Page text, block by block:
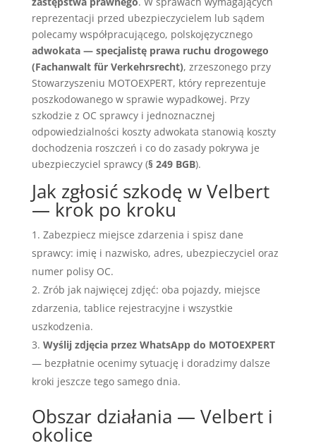
reprezentacji przed ubezpieczycielem lub sądem
polecamy współpracującego, polskojęzycznego
adwokata — specjalistę prawa ruchu drogowego
(Fachanwalt für Verkehrsrecht), zrzeszonego przy
Stowarzyszeniu MOTOEXPERT, który reprezentuje
poszkodowanego w sprawie wypadkowej. Przy
szkodzie z OC sprawcy i jednoznacznej
odpowiedzialności koszty adwokata stanowią koszty
dochodzenia roszczeń i co do zasady pokrywa je
ubezpieczyciel sprawcy (§ 249 BGB).
Jak zgłosić szkodę w Velbert
— krok po kroku
Zabezpiecz miejsce zdarzenia i spisz dane
sprawcy: imię i nazwisko, adres, ubezpieczyciel oraz
numer polisy OC.
Zrób jak najwięcej zdjęć: oba pojazdy, miejsce
zdarzenia, tablice rejestracyjne i wszystkie
uszkodzenia.
Wyślij zdjęcia przez WhatsApp do MOTOEXPERT
— bezpłatnie ocenimy sytuację i doradzimy dalsze
kroki jeszcze tego samego dnia.
Obszar działania — Velbert i
okolice